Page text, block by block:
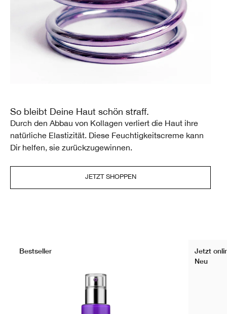
So bleibt Deine Haut schön straff.
Durch den Abbau von Kollagen verliert die Haut ihre
natürliche Elastizität. Diese Feuchtigkeitscreme kann
Dir helfen, sie zurückzugewinnen.
JETZT SHOPPEN
Bestseller
Jetzt
Neu